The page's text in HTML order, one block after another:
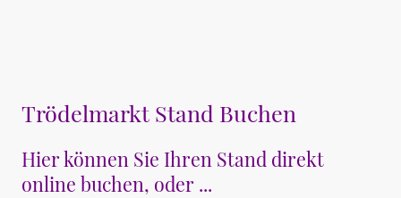
Trödelmarkt Stand Buchen
Hier können Sie Ihren Stand direkt
online buchen, oder ...